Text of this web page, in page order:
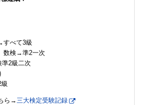
すべて3級
検→準2一次
2級二次
ら→三大検定受験記録